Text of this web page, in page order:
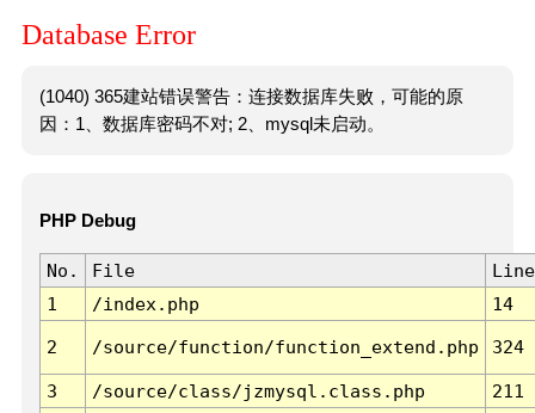
Database Error
(1040) 365建站错误警告：连接数据库失败，可能的原
因：1、数据库密码不对; 2、mysql未启动。
PHP Debug
No. File
Line
1
/index.php 14
2 /source/function/function_extend.php 324
3 /source/class/jzmysql.class.php
211